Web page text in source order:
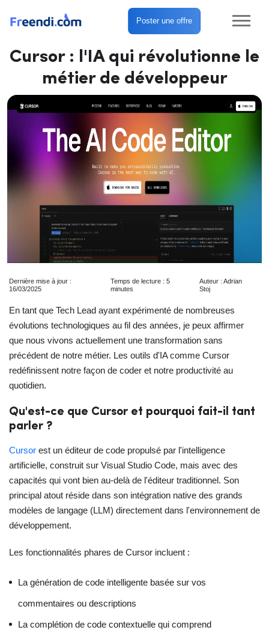
Poster une offre
Cursor : l'IA qui révolutionne le
métier de développeur
Dernière mise à jour :
16/03/2025
Temps de lecture : 5
minutes
Auteur : Adrian
Stoj
En tant que Tech Lead ayant expérimenté de nombreuses
évolutions technologiques au fil des années, je peux affirmer
que nous vivons actuellement une transformation sans
précédent de notre métier. Les outils d'IA comme Cursor
redéfinissent notre façon de coder et notre productivité au
quotidien.
Qu'est-ce que Cursor et pourquoi fait-il tant
parler ?
Cursor est un éditeur de code propulsé par l'intelligence
artificielle, construit sur Visual Studio Code, mais avec des
capacités qui vont bien au-delà de l'éditeur traditionnel. Son
principal atout réside dans son intégration native des grands
modèles de langage (LLM) directement dans l'environnement de
développement.
Les fonctionnalités phares de Cursor incluent :
La génération de code intelligente basée sur vos
commentaires ou descriptions
La complétion de code contextuelle qui comprend